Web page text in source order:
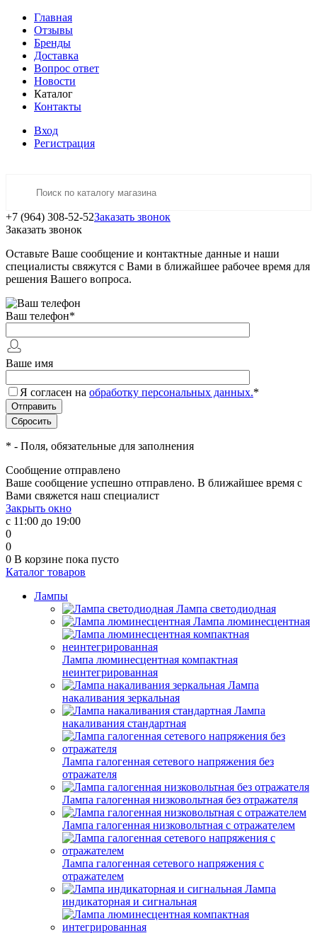
Главная
Отзывы
Бренды
Доставка
Вопрос ответ
Новости
Каталог
Контакты
Вход
Регистрация
+7 (964) 308-52-52Заказать звонок
Заказать звонок
Оставьте Ваше сообщение и контактные данные и наши
специалисты свяжутся с Вами в ближайшее рабочее время для
решения Вашего вопроса.
Ваш телефон*
Ваше имя
Я согласен на обработку персональных данных.*
* - Поля, обязательные для заполнения
Сообщение отправлено
Ваше сообщение успешно отправлено. В ближайшее время с
Вами свяжется наш специалист
Закрыть окно
с 11:00 до 19:00
0
0
0 В корзине пока пусто
Каталог товаров
Лампы
Лампа светодиодная
Лампа люминесцентная
Лампа люминесцентная компактная
неинтегрированная
Лампа
накаливания зеркальная
Лампа
накаливания стандартная
Лампа галогенная сетевого напряжения без
отражателя
Лампа галогенная низковольтная без отражателя
Лампа галогенная низковольтная с отражателем
Лампа галогенная сетевого напряжения с
отражателем
Лампа
индикаторная и сигнальная